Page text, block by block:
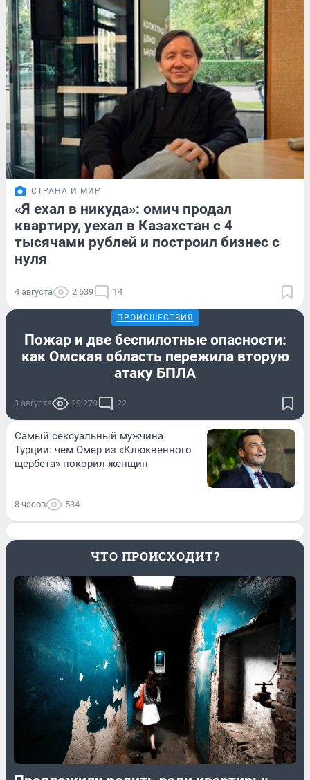
СТРАНА И МИР
«Я ехал в никуда»: омич продал
квартиру, уехал в Казахстан с 4
тысячами рублей и построил бизнес с
нуля
4 августа 2 639 14
ПРОИСШЕСТВИЯ
Пожар и две беспилотные опасности:
как Омская область пережила вторую
атаку БПЛА
3 августа 29 279 22
Самый сексуальный мужчина
Турции: чем Омер из «Клюквенного
щербета» покорил женщин
8 часов 534
ЧТО ПРОИСХОДИТ?